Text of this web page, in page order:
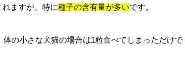
ますが、特に種子の含有量が多いです。
の小さな犬猫の場合は1粒食べてしまっただけで